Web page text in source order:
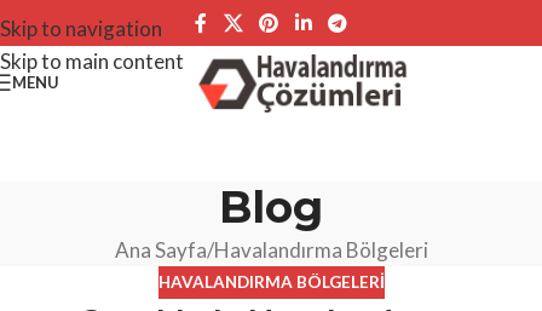
Skip to navigation
Skip to main content
MENU
Blog
Ana Sayfa Havalandırma Bölgeleri
HAVALANDIRMA BÖLGELERI